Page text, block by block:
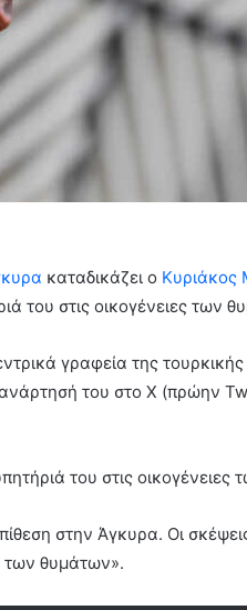
καταδικάζει ο Κυριάκος
του στις οικογένειες των
γραφεία της
του στο Χ (πρώην
του στις οικογένειες
στην Άγκυρα. Οι
των θυμάτων».